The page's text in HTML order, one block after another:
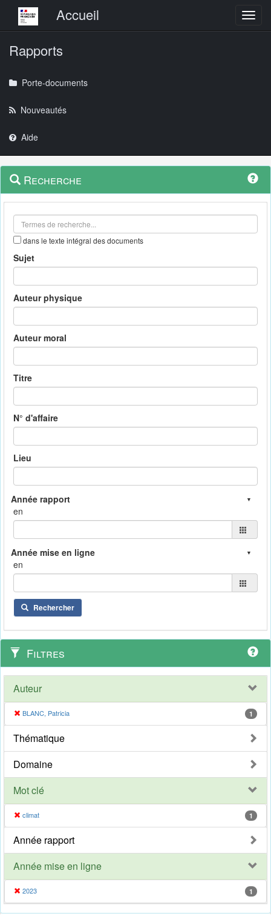
Menu principalAccueil
Rapports
Porte-documents
Nouveautés
Aide
Navigation
outils
Menu
contextuel
Recherche
dans le texte intégral des documents
Sujet
Auteur physique
Auteur moral
Titre
N° d'affaire
Lieu
en
en
Rechercher
Filtres
Auteur
BLANC, Patricia 1
Thématique
Domaine
Mot clé
climat 1
Année rapport
Année mise en ligne
2023 1